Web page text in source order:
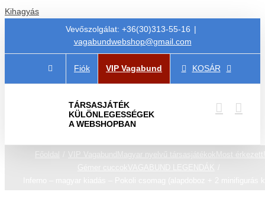
Kihagyás
Vevőszolgálat: +36(30)313-55-16 |
vagabundwebshop@gmail.com
Fiók VIP Vagabund KOSÁR
TÁRSASJÁTÉK
KÜLÖNLEGESSÉGEK
A WEBSHOPBAN
Főoldal VIP Vagabund Magyar nyelvű társasjátékok
Most érkezett!